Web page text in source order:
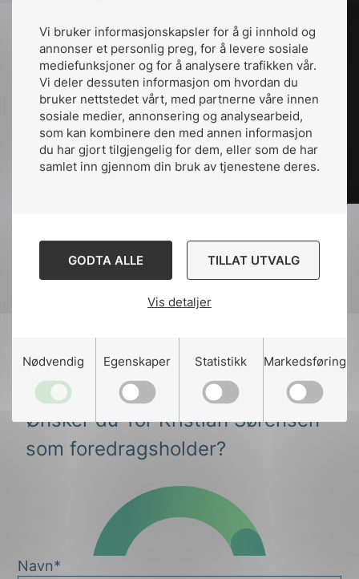
Vi bruker informasjonskapsler for å gi innhold og
annonser et personlig preg, for å levere sosiale
mediefunksjoner og for å analysere trafikken vår.
Vi deler dessuten informasjon om hvordan du
bruker nettstedet vårt, med partnerne våre innen
sosiale medier, annonsering og analysearbeid,
som kan kombinere den med annen informasjon
du har gjort tilgjengelig for dem, eller som de har
samlet inn gjennom din bruk av tjenestene deres.
GODTA ALLE TILLAT UTVALG
Vis detaljer
Nødvendig Egenskaper Statistikk Markedsføring
Ønsker du Tor Kristian Sørensen
som foredragsholder?
Navn*